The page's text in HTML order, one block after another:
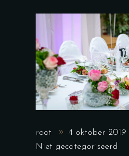
root
4 oktober 2019
Niet gecategoriseerd